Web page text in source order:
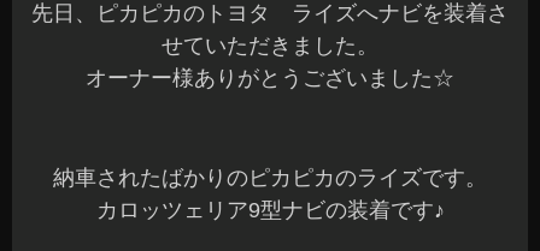
先日、ピカピカのトヨタ ライズへナビを装着さ
せていただきました。
オーナー様ありがとうございました☆
納車されたばかりのピカピカのライズです。
カロッツェリア9型ナビの装着です♪